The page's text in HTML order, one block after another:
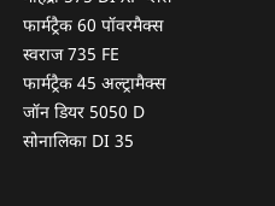
फार्मट्रैक 60 पॉवरमैक्स
स्वराज 735 FE
फार्मट्रैक 45 अल्ट्रामैक्स
जॉन डियर 5050 D
सोनालिका DI 35